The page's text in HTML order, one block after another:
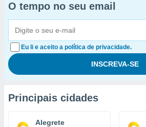
O tempo no seu email
Eu li e aceito a política de privacidade.
Principais cidades
Alegrete